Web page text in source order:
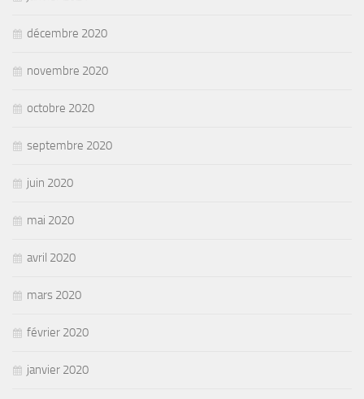
décembre 2020
novembre 2020
octobre 2020
septembre 2020
juin 2020
mai 2020
avril 2020
mars 2020
février 2020
janvier 2020